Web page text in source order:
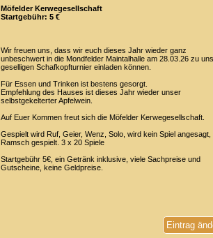
Möfelder Kerwegesellschaft
Startgebühr: 5 €
Wir freuen uns, dass wir euch dieses Jahr wieder ganz
unbeschwert in die Mondfelder Maintalhalle am 28.03.26 zu
geselligen Schafkopfturnier einladen können.
Für Essen und Trinken ist bestens gesorgt.
Empfehlung des Hauses ist dieses Jahr wieder unser
selbstgekelterter Apfelwein.
Auf Euer Kommen freut sich die Möfelder Kerwegesellschaft.
Gespielt wird Ruf, Geier, Wenz, Solo, wird kein Spiel angesagt,
Ramsch gespielt. 3 x 20 Spiele
Startgebühr 5€, ein Getränk inklusive, viele Sachpreise und
Gutscheine, keine Geldpreise.
Eintrag